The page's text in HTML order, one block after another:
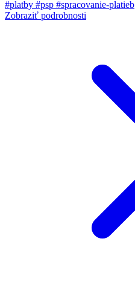
#platby #psp #spracovanie-platieb
Zobraziť podrobnosti